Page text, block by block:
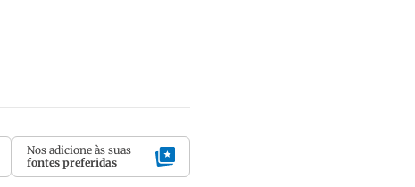
Nos adicione às suas
fontes preferidas